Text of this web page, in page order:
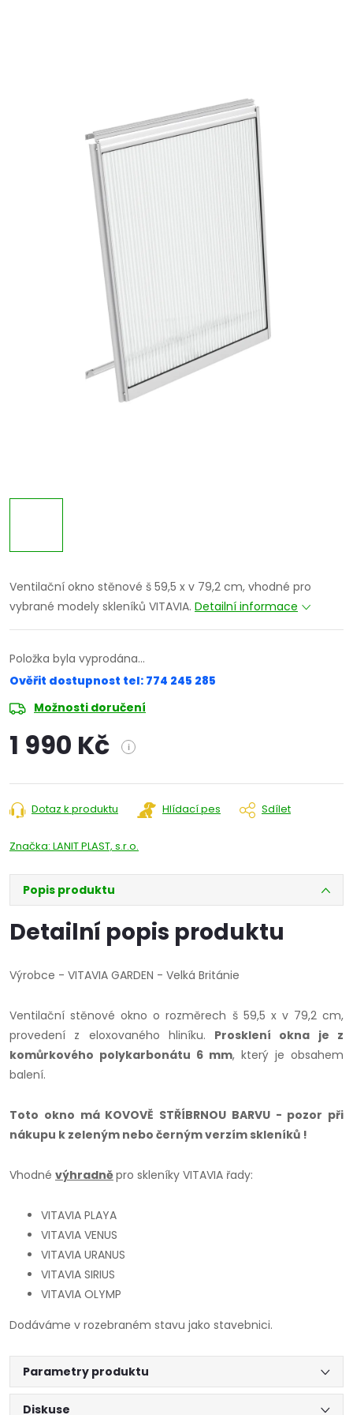
Ventilační okno stěnové š 59,5 x v 79,2 cm, vhodné pro
vybrané modely skleníků VITAVIA. Detailní informace
Položka byla vyprodána…
Ověřit dostupnost tel: 774 245 285
Možnosti doručení
1 990 Kč i
cena:
Dotaz k produktu Hlídací pes Sdílet
Značka: LANIT PLAST, s.r.o.
Popis produktu
Detailní popis produktu
Výrobce - VITAVIA GARDEN - Velká Británie
Ventilační stěnové okno o rozměrech š 59,5 x v 79,2 cm,
provedení z eloxovaného hliníku. Prosklení okna je z
komůrkového polykarbonátu 6 mm, který je obsahem
balení.
Toto okno má KOVOVĚ STŘÍBRNOU BARVU - pozor při
nákupu k zeleným nebo černým verzím skleníků !
Vhodné výhradněpro skleníky VITAVIA řady:
VITAVIA PLAYA
VITAVIA VENUS
VITAVIA URANUS
VITAVIA SIRIUS
VITAVIA OLYMP
Dodáváme v rozebraném stavu jako stavebnici.
Parametry produktu
Diskuse